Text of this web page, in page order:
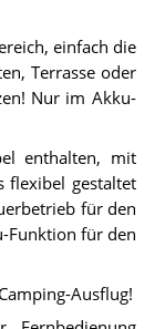
einfach die
Terrasse oder
Nur im Akku-
enthalten, mit
flexibel gestaltet
für den
Funktion für den
Ausflug!